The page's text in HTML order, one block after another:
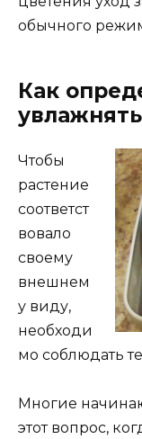
обычного
Как
Чтобы
растение
соответст
вовало
своему
внешнем
у виду,
необходи
мо соблюдать
Многие
этот вопрос,